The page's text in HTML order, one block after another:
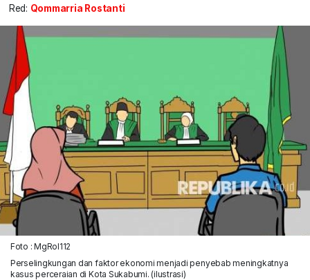
Red: Qommarria Rostanti
Foto : MgRol112
Perselingkungan dan faktor ekonomi menjadi penyebab meningkatnya
kasus perceraian di Kota Sukabumi. (ilustrasi)